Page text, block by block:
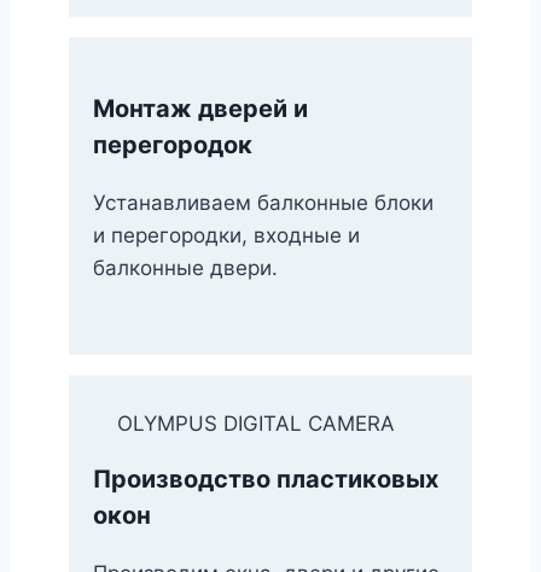
Монтаж дверей и
перегородок
Устанавливаем балконные блоки
и перегородки, входные и
балконные двери.
OLYMPUS DIGITAL CAMERA
Производство пластиковых
окон